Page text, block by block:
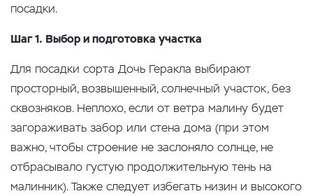
посадки.
Шаг 1. Выбор и подготовка участка
Для посадки сорта Дочь Геракла выбирают
просторный, возвышенный, солнечный участок, без
сквозняков. Неплохо, если от ветра малину будет
загораживать забор или стена дома (при этом
важно, чтобы строение не заслоняло солнце, не
отбрасывало густую продолжительную тень на
малинник). Также следует избегать низин и высокого